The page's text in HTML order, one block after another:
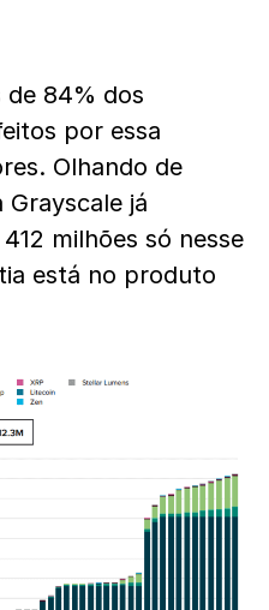
de 84% dos
por essa
Olhando de
Grayscale já
milhões só nesse
está no produto